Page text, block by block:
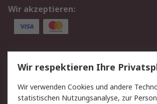
Wir akzeptieren:
Service
Value Added Services
Rücksendungen
Kontakt
Wir respektieren Ihre
Wir verwenden Cookies und andere
statistischen Nutzungsanalyse, zur